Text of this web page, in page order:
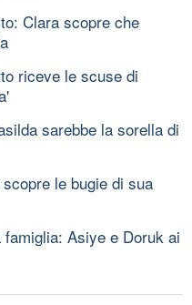
Clara scopre che
riceve le scuse di
sarebbe la sorella di
le bugie di sua
Asiye e Doruk ai